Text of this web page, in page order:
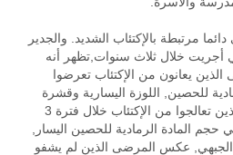
مرتبطة بالإكتئاب الشديد. والجدير
أجريت خلال ثلاث سنوات,تظهر أنه
يعانون من الإكتئاب تعرضوا
للحصين, اللوزة اليسارية وقشرة
الفص الجبهي. كان المرضى الذين تعالجوا من الإكتئاب خلال فترة 3
المادة الرمادية للحصين اليسار,
الجبهي, عكس المرضى الذين لم يشفو